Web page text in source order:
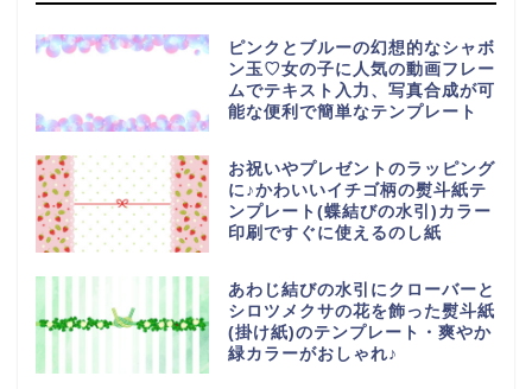
ピンクとブルーの幻想的なシャボ
ン玉♡女の子に人気の動画フレー
ムでテキスト入力、写真合成が可
能な便利で簡単なテンプレート
お祝いやプレゼントのラッピング
に♪かわいいイチゴ柄の熨斗紙テ
ンプレート(蝶結びの水引)カラー
印刷ですぐに使えるのし紙
あわじ結びの水引にクローバーと
シロツメクサの花を飾った熨斗紙
(掛け紙)のテンプレート・爽やか
緑カラーがおしゃれ♪